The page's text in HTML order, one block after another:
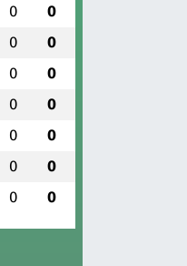
0 0
0 0
0 0
0 0
0 0
0 0
0 0